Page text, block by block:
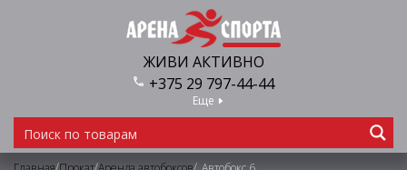
ЖИВИ АКТИВНО
+375 29 797-44-44
Еще
/ / /